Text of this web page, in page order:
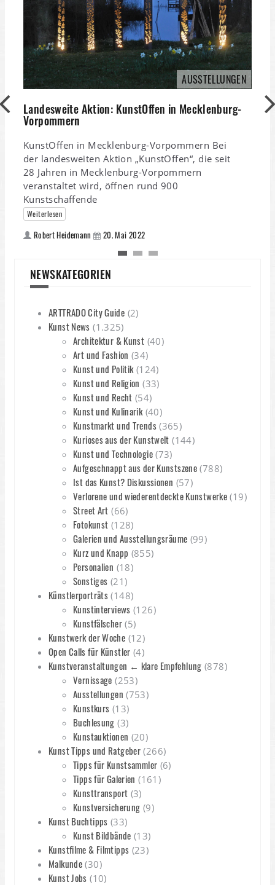
AUSSTELLUNGEN
Landesweite Aktion: KunstOffen in Mecklenburg-
Vorpommern
KunstOffen in Mecklenburg-Vorpommern Bei
der landesweiten Aktion „KunstOffen“, die seit
28 Jahren in Mecklenburg-Vorpommern
veranstaltet wird, öffnen rund 900
Kunstschaffende
Weiterlesen
Robert Heidemann 20. Mai 2022
NEWSKATEGORIEN
ARTTRADO City Guide (2)
Kunst News (1.325)
Architektur & Kunst (40)
Art und Fashion (34)
Kunst und Politik(124)
Kunst und Religion (33)
Kunst und Recht (54)
Kunst und Kulinarik(40)
Kunstmarkt und Trends(365)
Kurioses aus der Kunstwelt (144)
Kunst und Technologie(73)
Aufgeschnappt aus der Kunstszene (788)
Ist das Kunst? Diskussionen (57)
Verlorene und wiederentdeckte Kunstwerke (19)
Street Art (66)
Fotokunst (128)
Galerien und Ausstellungsräume (99)
Kurz und Knapp (855)
Personalien (18)
Sonstiges (21)
Künstlerporträts (148)
Kunstinterviews (126)
Kunstfälscher(5)
Kunstwerk der Woche (12)
Open Calls für Künstler (4)
Kunstveranstaltungen ← klare Empfehlung (878)
Vernissage (253)
Ausstellungen (753)
Kunstkurs (13)
Buchlesung (3)
Kunstauktionen (20)
Kunst Tipps und Ratgeber (266)
Tipps für Kunstsammler (6)
Tipps für Galerien (161)
Kunsttransport (3)
Kunstversicherung (9)
Kunst Buchtipps (33)
Kunst Bildbände (13)
Kunstfilme & Filmtipps (23)
Malkunde (30)
Kunst Jobs (10)